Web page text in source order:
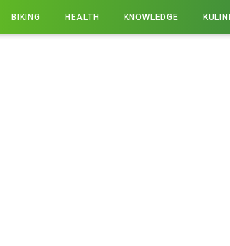
BIKING HEALTH KNOWLEDGE